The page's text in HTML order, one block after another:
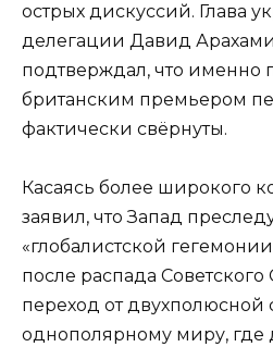
острых дискуссий. Глава
делегации Давид
подтверждал, что именно
британским премьером
фактически свёрнуты.
Касаясь более широкого
заявил, что Запад
«глобалистской
после распада
переход от двухполюсной
однополярному миру, где